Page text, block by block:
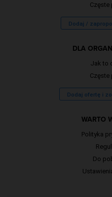
Częste
Dodaj /
DLA
Jak to
Częste
Dodaj ofertę i
WARTO
Polityka
Do